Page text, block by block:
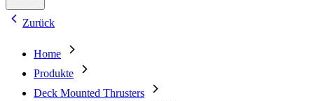
Zurück
Home
Produkte
Deck Mounted Thrusters